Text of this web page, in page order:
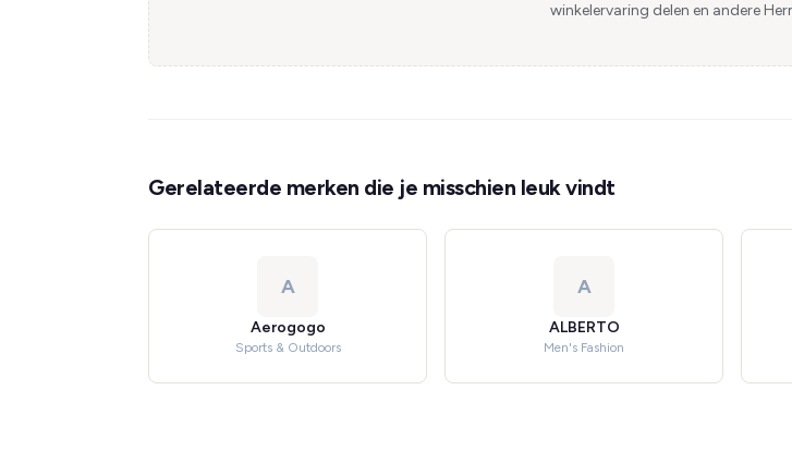
winkelervaring delen en andere
Gerelateerde merken die je misschien leuk vindt
A
Aerogogo
Sports & Outdoors
A
ALBERTO
Men's Fashion